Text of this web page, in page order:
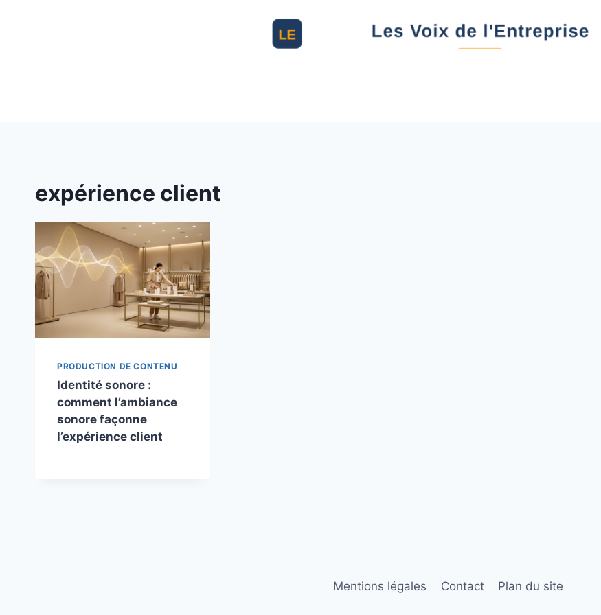
expérience client
PRODUCTION DE CONTENU
Identité sonore :
comment l’ambiance
sonore façonne
l’expérience client
Mentions légales Contact Plan du site